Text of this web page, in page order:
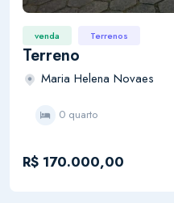
venda Terrenos
Terreno
Maria Helena Novaes
0 quarto
R$ 170.000,00